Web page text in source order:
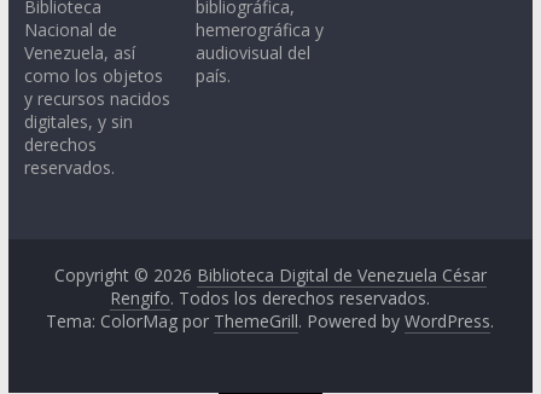
Biblioteca
Nacional de
Venezuela, así
como los objetos
y recursos nacidos
digitales, y sin
derechos
reservados.
bibliográfica,
hemerográfica y
audiovisual del
país.
Copyright © 2026 Biblioteca Digital de Venezuela César
Rengifo. Todos los derechos reservados.
Tema: ColorMag por ThemeGrill. Powered byWordPress.